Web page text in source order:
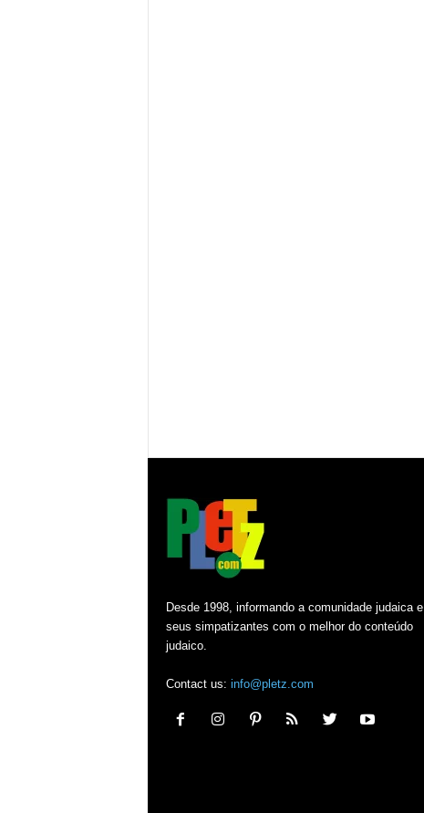
Desde 1998, informando a comunidade judaica e
seus simpatizantes com o melhor do conteúdo
judaico.
Contact us: info@pletz.com